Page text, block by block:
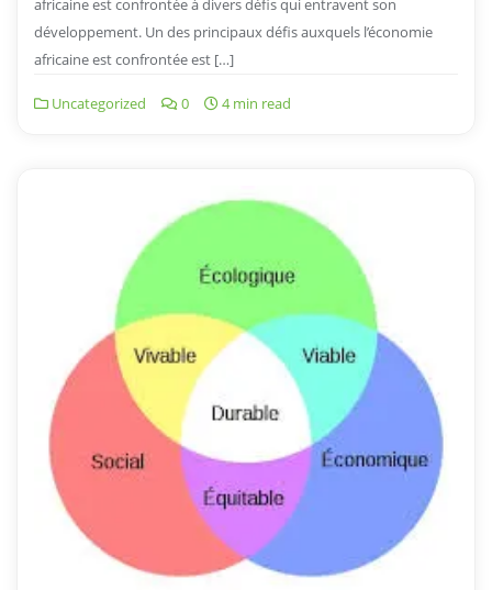
africaine est confrontée à divers défis qui entravent son
développement. Un des principaux défis auxquels l’économie
africaine est confrontée est […]
Uncategorized 0 4 min read